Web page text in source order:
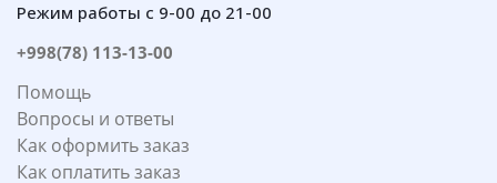
Режим работы с 9-00 до 21-00
+998(78) 113-13-00
Помощь
Вопросы и ответы
Как оформить заказ
Как оплатить заказ